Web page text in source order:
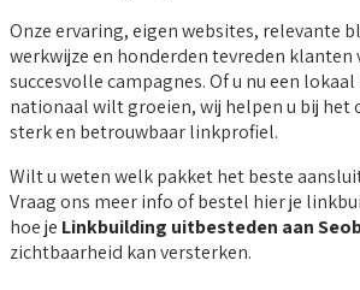
Onze ervaring, eigen websites, relevante
werkwijze en honderden tevreden klanten
succesvolle campagnes. Of u nu een
nationaal wilt groeien, wij helpen u bij het
sterk en betrouwbaar linkprofiel.
Wilt u weten welk pakket het beste
Vraag ons meer info of bestel hier je
hoe je Linkbuilding uitbesteden aan
zichtbaarheid kan versterken.